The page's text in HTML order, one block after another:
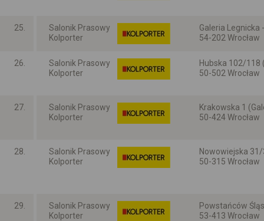
25.
Salonik Prasowy
Kolporter
Galeria Legnicka
54-202 Wrocław
26.
Salonik Prasowy
Kolporter
Hubska 102/118
50-502 Wrocław
27.
Salonik Prasowy
Kolporter
Krakowska 1
50-424 Wrocław
28.
Salonik Prasowy
Kolporter
Nowowiejska
50-315 Wrocław
29.
Salonik Prasowy
Kolporter
Powstańców
53-413 Wrocław